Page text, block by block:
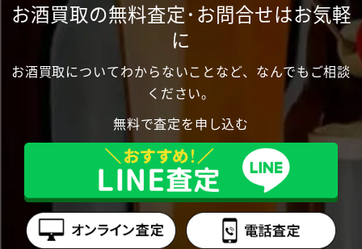
お酒買取の無料査定･お問合せはお気軽
に
お酒買取についてわからないことなど、なんでもご相談
ください。
無料で査定を申し込む